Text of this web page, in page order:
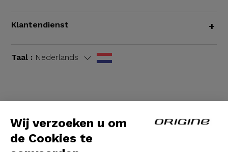
Wij verzoeken u om
de Cookies te
Klantendienst +
Taal : Nederlands